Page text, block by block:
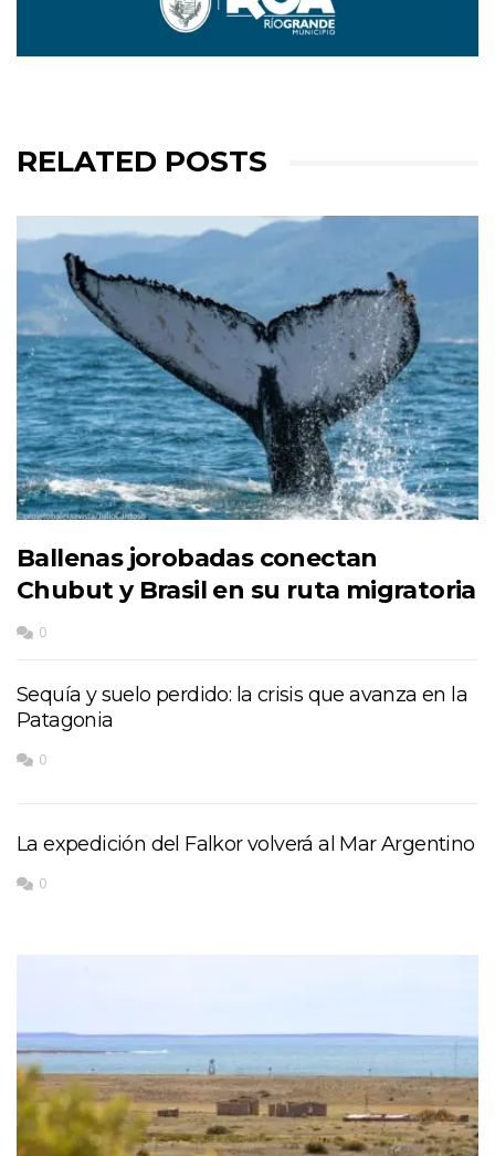
RELATED POSTS
Ballenas jorobadas conectan
Chubut y Brasil en su ruta migratoria
0
Sequía y suelo perdido: la crisis que avanza en la
Patagonia
0
La expedición del Falkor volverá al Mar Argentino
0